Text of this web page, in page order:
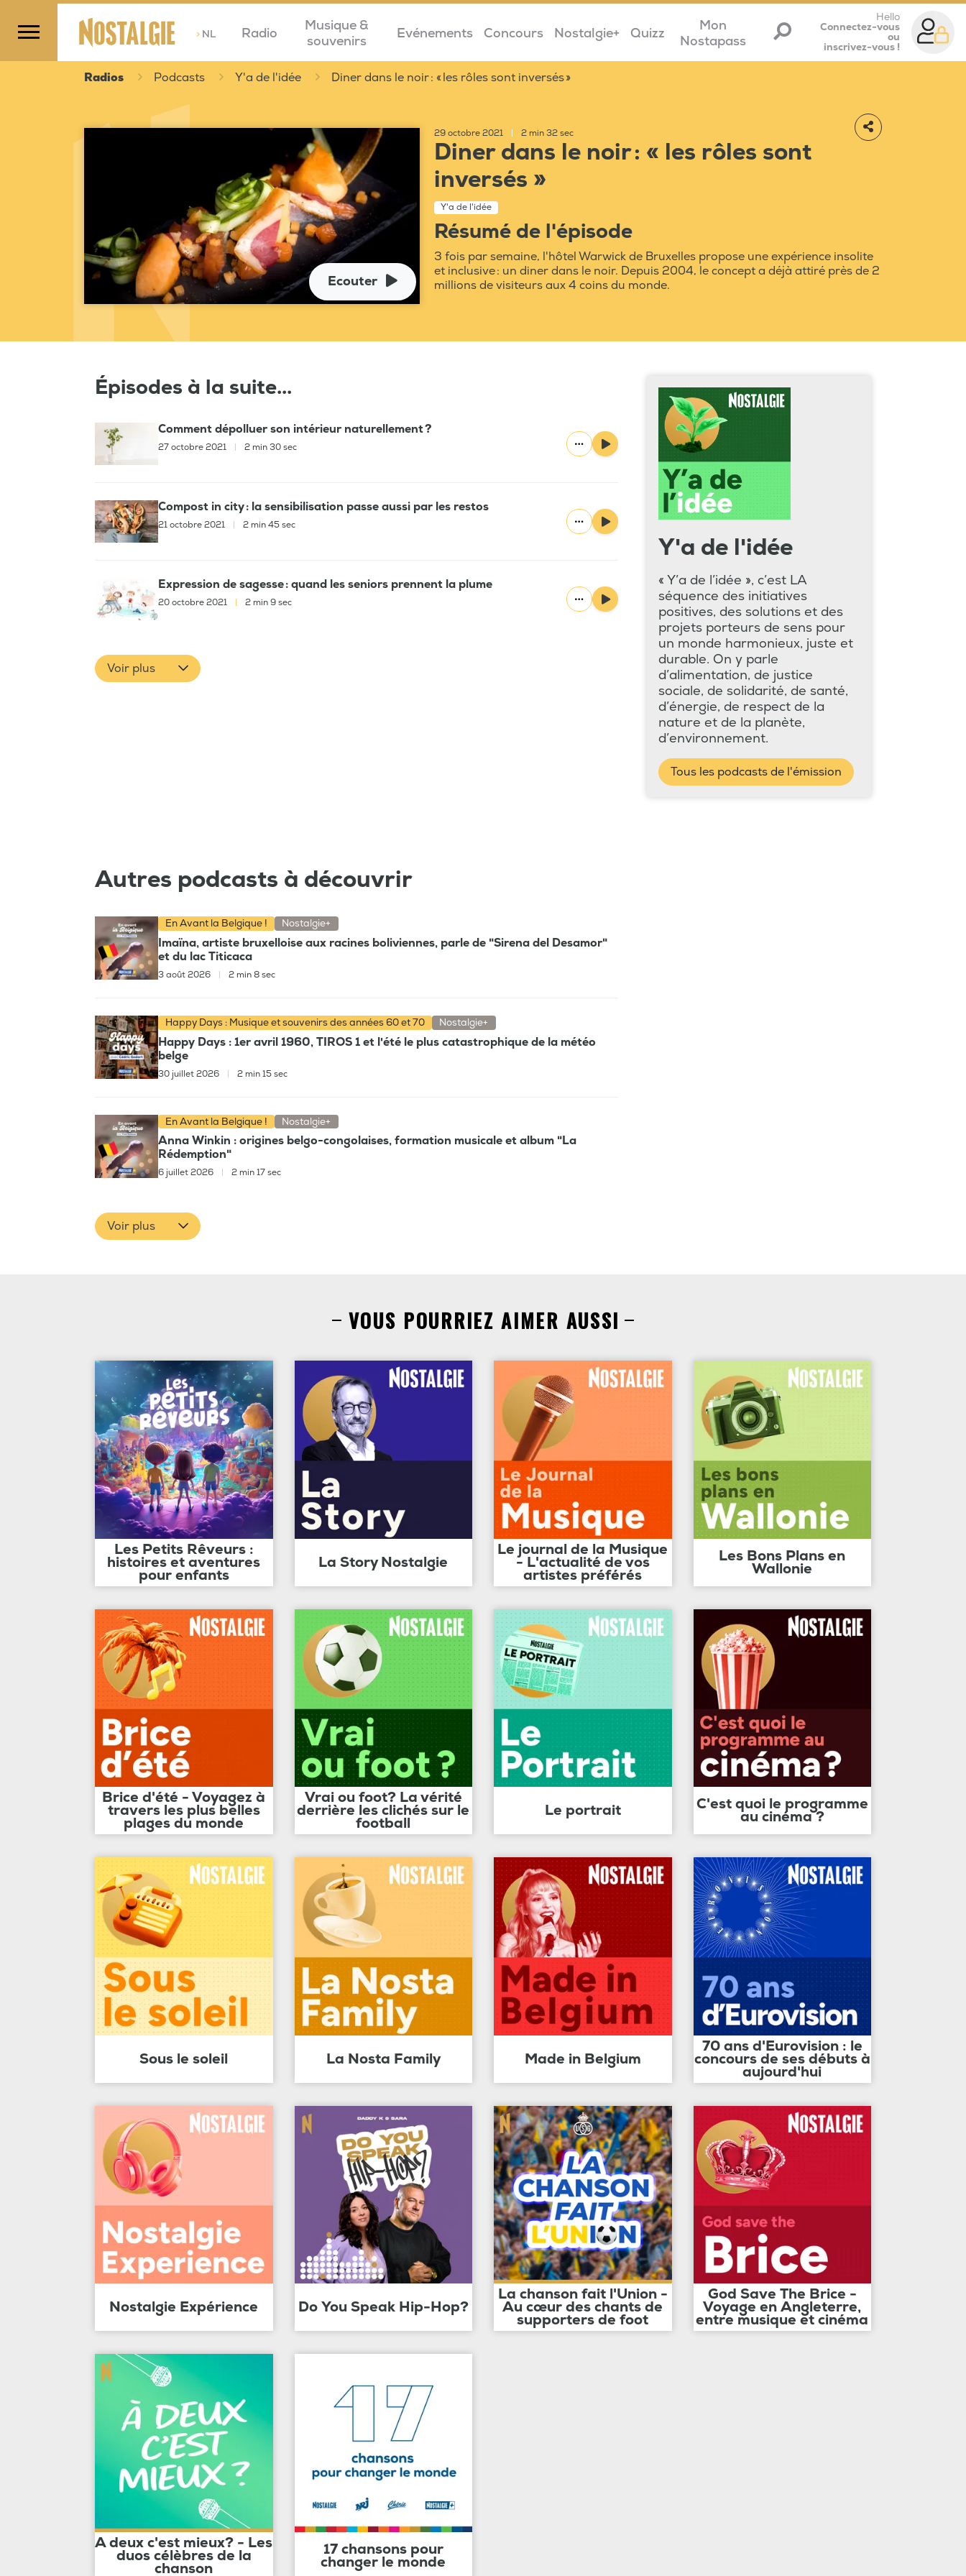
>NL Radio
Musique &
souvenirs
Evénements Concours Nostalgie+ Quizz
Mon
Nostapass
Hello
Connectez-vous
ou
inscrivez-vous !
Radios Podcasts Y'a de l'idée Diner dans le noir : « les rôles sont inversés »
Ecouter
29 octobre 2021 2 min 32 sec
Diner dans le noir : « les rôles sont
inversés »
Y'a de l'idée
Résumé de l'épisode
3 fois par semaine, l'hôtel Warwick de Bruxelles propose une expérience insolite
et inclusive : un diner dans le noir. Depuis 2004, le concept a déjà attiré près de 2
millions de visiteurs aux 4 coins du monde.
Épisodes à la suite...
Comment dépolluer son intérieur naturellement ?
27 octobre 2021 2 min 30 sec
Compost in city : la sensibilisation passe aussi par les restos
21 octobre 2021 2 min 45 sec
Expression de sagesse : quand les seniors prennent la plume
20 octobre 2021 2 min 9 sec
Voir plus
Y'a de l'idée
« Y’a de l’idée », c’est LA
séquence des initiatives
positives, des solutions et des
projets porteurs de sens pour
un monde harmonieux, juste et
durable. On y parle
d’alimentation, de justice
sociale, de solidarité, de santé,
d’énergie, de respect de la
nature et de la planète,
d’environnement.
Tous les podcasts de l'émission
Autres podcasts à découvrir
En Avant la Belgique ! Nostalgie+
Imaïna, artiste bruxelloise aux racines boliviennes, parle de "Sirena del Desamor"
et du lac Titicaca
3 août 2026 2 min 8 sec
Happy Days : Musique et souvenirs des années 60 et 70 Nostalgie+
Happy Days : 1er avril 1960, TIROS 1 et l'été le plus catastrophique de la météo
belge
30 juillet 2026 | 2 min 15 sec
En Avant la Belgique ! Nostalgie+
Anna Winkin : origines belgo-congolaises, formation musicale et album "La
Rédemption"
6 juillet 2026 2 min 17 sec
Voir plus
VOUS POURRIEZ AIMER AUSSI
Les Petits Rêveurs :
histoires et aventures
pour enfants
La Story Nostalgie
Le journal de la Musique
- L'actualité de vos
artistes préférés
Les Bons Plans en
Wallonie
Brice d'été - Voyagez à
travers les plus belles
plages du monde
Vrai ou foot? La vérité
derrière les clichés sur le
football
Le portrait C'est quoi le programme
au cinéma ?
Sous le soleil La Nosta Family Made in Belgium
70 ans d'Eurovision : le
concours de ses débuts à
aujourd'hui
Nostalgie Expérience Do You Speak Hip-Hop?
La chanson fait l'Union -
Au cœur des chants de
supporters de foot
God Save The Brice -
Voyage en Angleterre,
entre musique et cinéma
A deux c'est mieux? - Les
duos célèbres de la
chanson
17 chansons pour
changer le monde